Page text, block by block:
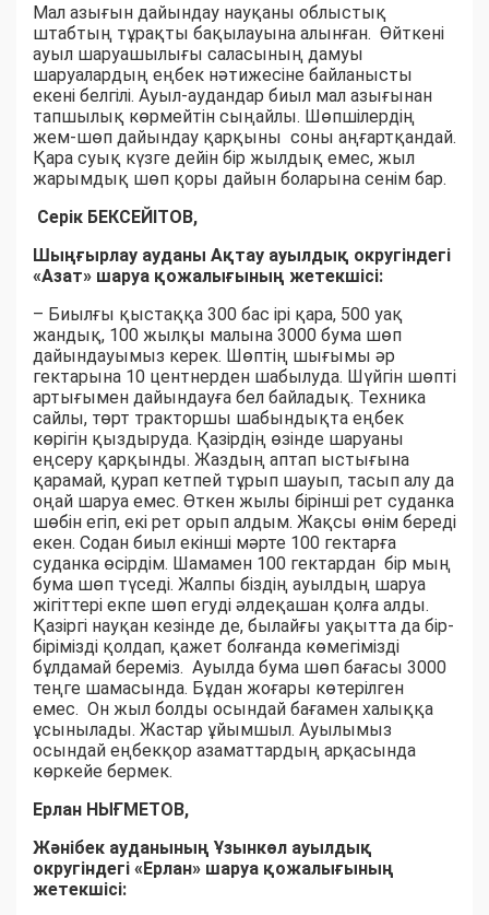
Мал азығын дайындау науқаны облыстық
штабтың тұрақты бақылауына алынған. Өйткені
ауыл шаруашылығы саласының дамуы
шаруалардың еңбек нәтижесіне байланысты
екені белгілі. Ауыл-аудандар биыл мал азығынан
тапшылық көрмейтін сыңайлы. Шөпшілердің
жем-шөп дайындау қарқыны соны аңғартқандай.
Қара суық күзге дейін бір жылдық емес, жыл
жарымдық шөп қоры дайын боларына сенім бар.
Серік БЕКСЕЙІТОВ,
Шыңғырлау ауданы Ақтау ауылдық округіндегі
«Азат» шаруа қожалығының жетекшісі:
– Биылғы қыстаққа 300 бас ірі қара, 500 уақ
жандық, 100 жылқы малына 3000 бума шөп
дайындауымыз керек. Шөптің шығымы әр
гектарына 10 центнерден шабылуда. Шүйгін шөпті
артығымен дайындауға бел байладық. Техника
сайлы, төрт тракторшы шабындықта еңбек
көрігін қыздыруда. Қазірдің өзінде шаруаны
еңсеру қарқынды. Жаздың аптап ыстығына
қарамай, қурап кетпей тұрып шауып, тасып алу да
оңай шаруа емес. Өткен жылы бірінші рет суданка
шөбін егіп, екі рет орып алдым. Жақсы өнім береді
екен. Содан биыл екінші мәрте 100 гектарға
суданка өсірдім. Шамамен 100 гектардан бір мың
бума шөп түседі. Жалпы біздің ауылдың шаруа
жігіттері екпе шөп егуді әлдеқашан қолға алды.
Қазіргі науқан кезінде де, былайғы уақытта да бір-
бірімізді қолдап, қажет болғанда көмегімізді
бұлдамай береміз. Ауылда бума шөп бағасы 3000
теңге шамасында. Бұдан жоғары көтерілген
емес. Он жыл болды осындай бағамен халыққа
ұсынылады. Жастар ұйымшыл. Ауылымыз
осындай еңбекқор азаматтардың арқасында
көркейе бермек.
Ерлан НЫҒМЕТОВ,
Жәнібек ауданының Ұзынкөл ауылдық
округіндегі «Ерлан» шаруа қожалығының
жетекшісі: